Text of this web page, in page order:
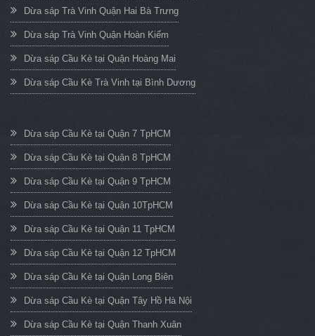
Dừa sáp Trà Vinh Quận Hai Bà Trưng
Dừa sáp Trà Vinh Quận Hoàn Kiếm
Dừa sáp Cầu Kè tại Quận Hoàng Mai
Dừa sáp Cầu Kè Trà Vinh tại Bình Dương
Dừa sáp Cầu Kè tại Quận 7 TpHCM
Dừa sáp Cầu Kè tại Quận 8 TpHCM
Dừa sáp Cầu Kè tại Quận 9 TpHCM
Dừa sáp Cầu Kè tại Quận 10TpHCM
Dừa sáp Cầu Kè tại Quận 11 TpHCM
Dừa sáp Cầu Kè tại Quận 12 TpHCM
Dừa sáp Cầu Kè tại Quận Long Biên
Dừa sáp Cầu Kè tại Quận Tây Hồ Hà Nội
Dừa sáp Cầu Kè tại Quận Thanh Xuân